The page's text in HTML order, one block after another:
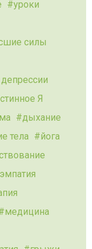
уроки
силы
Я
дыхание
тела
йога
эмпатия
медицина